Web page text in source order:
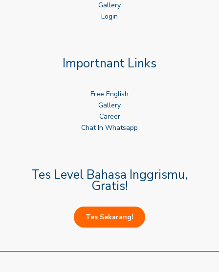
Gallery
Login
Importnant Links
Free English
Gallery
Career
Chat In Whatsapp
Tes Level Bahasa Inggrismu,
Gratis!
Tes Sekarang!